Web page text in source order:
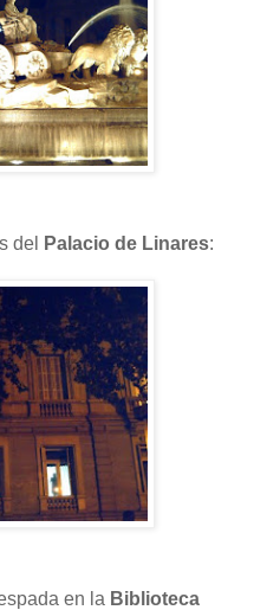
del Palacio de Linares:
en la Biblioteca